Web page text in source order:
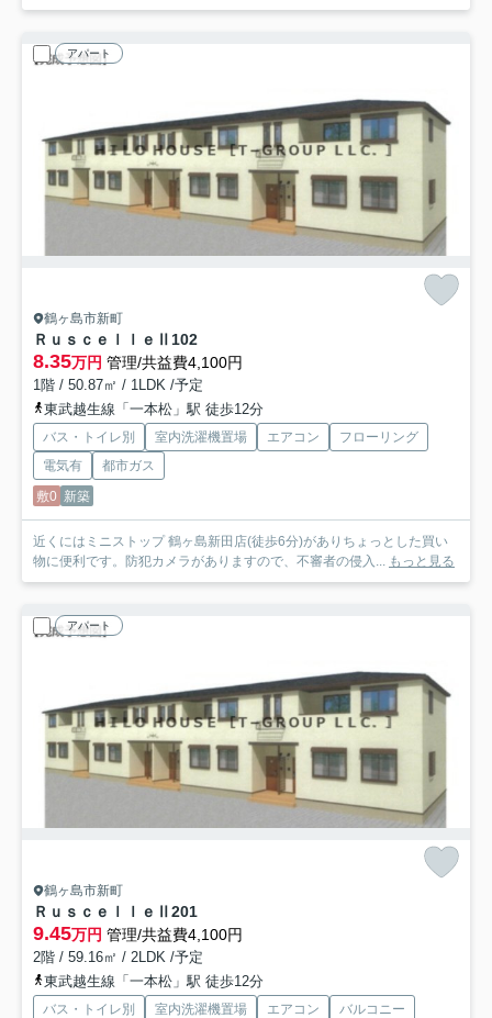
アパート
鶴ヶ島市新町
ＲｕｓｃｅｌｌｅⅡ 102
8.35万円 管理/共益費4,100円
1階 / 50.87㎡ / 1LDK /予定
東武越生線「一本松」駅 徒歩12分
バス・トイレ別 室内洗濯機置場 エアコン
フローリング
電気有
都市ガス
敷0 新築
近くにはミニストップ 鶴ヶ島新田店(徒歩6分)がありちょっとした買い
物に便利です。防犯カメラがありますので、不審者の侵入... もっと見る
アパート
鶴ヶ島市新町
ＲｕｓｃｅｌｌｅⅡ 201
9.45万円 管理/共益費4,100円
2階 / 59.16㎡ / 2LDK /予定
東武越生線「一本松」駅 徒歩12分
バス・トイレ別 室内洗濯機置場 エアコン
バルコニー